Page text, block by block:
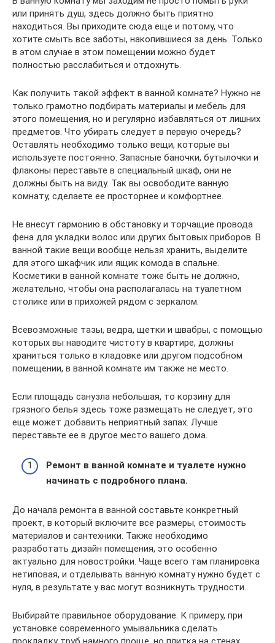
или принять душ, здесь должно быть приятно
находиться. Вы приходите сюда еще и потому, что
хотите смыть все заботы, накопившиеся за день. Только
в этом случае в этом помещении можно будет
полностью расслабиться и отдохнуть.
Как получить такой эффект в ванной комнате? Нужно не
только грамотно подбирать материалы и мебель для
этого помещения, но и регулярно избавляться от лишних
предметов. Что убирать следует в первую очередь?
Оставлять необходимо только вещи, которые вы
используете постоянно. Запасные баночки, бутылочки и
флаконы переставьте в специальный шкаф, они не
должны быть на виду. Так вы освободите ванную
комнату, сделаете ее просторнее и комфортнее.
Не внесут гармонию в обстановку и торчащие провода
фена для укладки волос или других бытовых приборов. В
ванной такие вещи вообще нельзя хранить, выделите
для этого шкафчик или ящик комода в спальне.
Косметики в ванной комнате тоже быть не должно,
желательно, чтобы она располагалась на туалетном
столике или в прихожей рядом с зеркалом.
Всевозможные тазы, ведра, щетки и швабры, с помощью
которых вы наводите чистоту в квартире, должны
храниться только в кладовке или другом подсобном
помещении, в ванной комнате им также не место.
Если площадь санузла небольшая, то корзину для
грязного белья здесь тоже размещать не следует, это
еще может добавить неприятный запах. Лучше
переставьте ее в другое место вашего дома.
Ремонт в ванной комнате и туалете нужно
начинать с подробного плана.
До начала ремонта в ванной составьте конкретный
проект, в который включите все размеры, стоимость
материалов и сантехники. Также необходимо
разработать дизайн помещения, это особенно
актуально для новостройки. Чаще всего там планировка
нетиповая, и отделывать ванную комнату нужно будет с
нуля, в результате у вас могут возникнуть трудности.
Выбирайте правильное оборудование. К примеру, при
установке современного умывальника сделать